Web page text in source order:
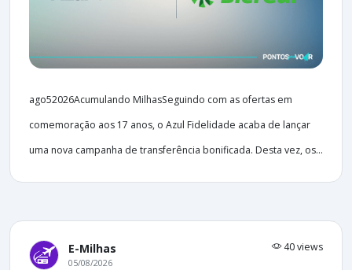
ago52026Acumulando MilhasSeguindo com as ofertas em
comemoração aos 17 anos, o Azul Fidelidade acaba de lançar
uma nova campanha de transferência bonificada. Desta vez, os...
E-Milhas 40 views
05/08/2026